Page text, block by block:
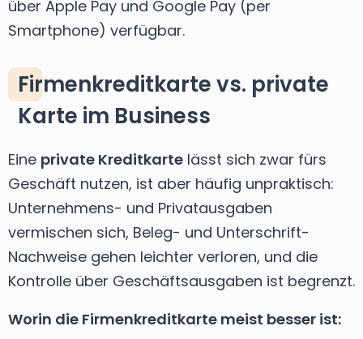
über Apple Pay und Google Pay (per
Smartphone) verfügbar.
Firmenkreditkarte vs. private
Karte im Business
Eine private Kreditkarte lässt sich zwar fürs
Geschäft nutzen, ist aber häufig unpraktisch:
Unternehmens- und Privatausgaben
vermischen sich, Beleg- und Unterschrift-
Nachweise gehen leichter verloren, und die
Kontrolle über Geschäftsausgaben ist begrenzt.
Worin die Firmenkreditkarte meist besser ist: